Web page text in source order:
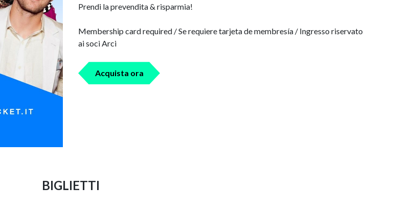
Prendi la prevendita & risparmia!
Membership card required / Se requiere tarjeta de membresía / Ingresso riservato
ai soci Arci
Acquista ora
BIGLIETTI